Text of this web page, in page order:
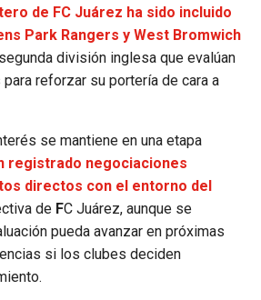
de FC Juárez ha sido incluido
Park Rangers y West Bromwich
división inglesa que evalúan
reforzar su portería de cara a
se mantiene en una etapa
registrado negociaciones
directos con el entorno del
de FC Juárez, aunque se
pueda avanzar en próximas
si los clubes deciden